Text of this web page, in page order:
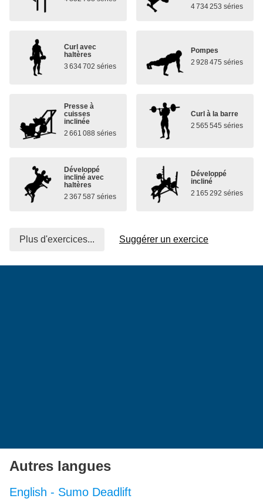
4 734 253 séries
Curl avec
haltères
3 634 702 séries
Pompes
2 928 475 séries
Presse à
cuisses
inclinée
2 661 088 séries
Curl à la barre
2 565 545 séries
Développé
incliné avec
haltères
2 367 587 séries
Développé
incliné
2 165 292 séries
Plus d'exercices... Suggérer un exercice
Autres langues
English - Sumo Deadlift